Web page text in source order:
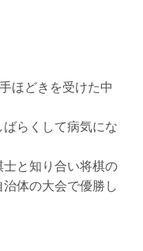
ほどきを受けた中
らくして病気にな
と知り合い将棋の
体の大会で優勝し